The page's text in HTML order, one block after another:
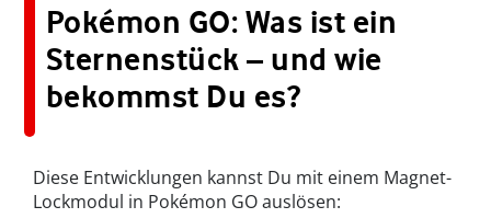
Pokémon GO: Was ist ein
Sternenstück – und wie
bekommst Du es?
Diese Entwicklungen kannst Du mit einem Magnet-
Lockmodul in Pokémon GO auslösen: